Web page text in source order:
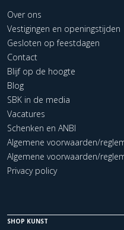
Over ons
Vestigingen en openingstijden
Gesloten op feestdagen
Contact
Blijf op de hoogte
Blog
SBK in de media
Vacatures
Schenken en ANBI
Algemene voorwaarden/
Algemene voorwaarden/
Privacy policy
SHOP KUNST